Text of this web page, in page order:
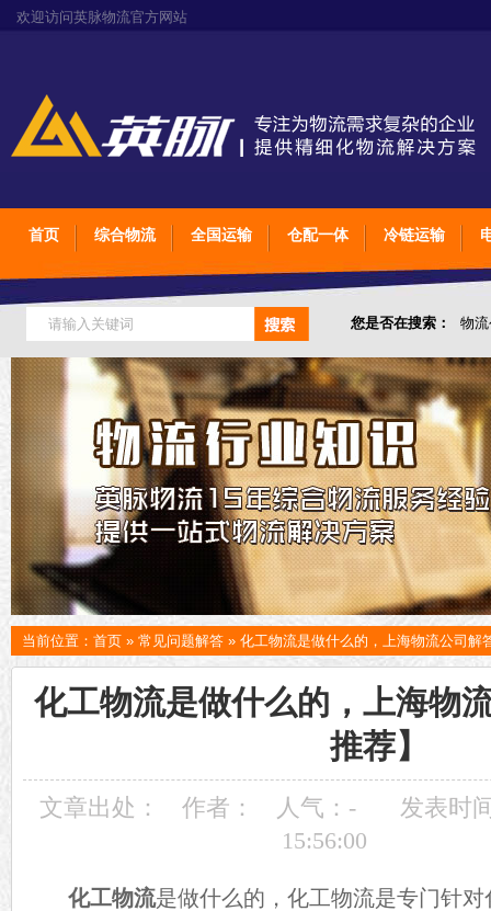
欢迎访问英脉物流官方网站
首页 综合物流 全国运输 仓配一体 冷链运输
您是否在搜索： 物
仓储综合专业定制物
当前位置： 首页 » 常见问题解答 » 化工物流是做什么的，上海物流公司解
化工物流是做什么的，上海物
推荐】
文章出处： 作者： 人气： -
发表时
15:56:00
化工物流是做什么的，化工物流是专门针